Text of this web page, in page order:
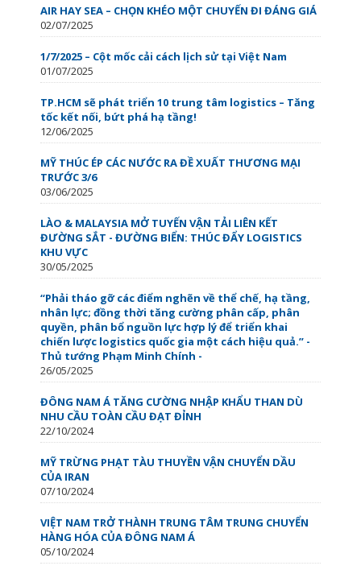
AIR HAY SEA – CHỌN KHÉO MỘT CHUYẾN ĐI ĐÁNG GIÁ
02/07/2025
1/7/2025 – Cột mốc cải cách lịch sử tại Việt Nam
01/07/2025
TP.HCM sẽ phát triển 10 trung tâm logistics – Tăng
tốc kết nối, bứt phá hạ tầng!
12/06/2025
MỸ THÚC ÉP CÁC NƯỚC RA ĐỀ XUẤT THƯƠNG MẠI
TRƯỚC 3/6
03/06/2025
LÀO & MALAYSIA MỞ TUYẾN VẬN TẢI LIÊN KẾT
ĐƯỜNG SẮT - ĐƯỜNG BIỂN: THÚC ĐẨY LOGISTICS
KHU VỰC
30/05/2025
“Phải tháo gỡ các điểm nghẽn về thể chế, hạ tầng,
nhân lực; đồng thời tăng cường phân cấp, phân
quyền, phân bổ nguồn lực hợp lý để triển khai
chiến lược logistics quốc gia một cách hiệu quả.” -
Thủ tướng Phạm Minh Chính -
26/05/2025
ĐÔNG NAM Á TĂNG CƯỜNG NHẬP KHẨU THAN DÙ
NHU CẦU TOÀN CẦU ĐẠT ĐỈNH
22/10/2024
MỸ TRỪNG PHẠT TÀU THUYỀN VẬN CHUYỂN DẦU
CỦA IRAN
07/10/2024
VIỆT NAM TRỞ THÀNH TRUNG TÂM TRUNG CHUYỂN
HÀNG HÓA CỦA ĐÔNG NAM Á
05/10/2024